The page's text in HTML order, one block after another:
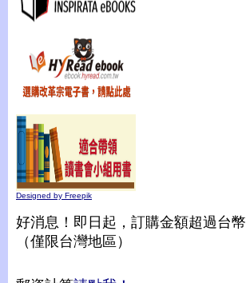
Designed by Freepik
好消息！即日起，訂購金額超過台幣
（僅限台灣地區）